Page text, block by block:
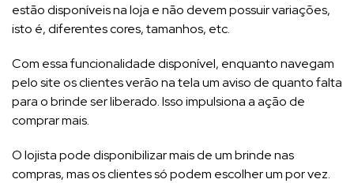
estão disponíveis na loja e não devem possuir variações,
isto é, diferentes cores, tamanhos, etc.
Com essa funcionalidade disponível, enquanto navegam
pelo site os clientes verão na tela um aviso de quanto falta
para o brinde ser liberado. Isso impulsiona a ação de
comprar mais.
O lojista pode disponibilizar mais de um brinde nas
compras, mas os clientes só podem escolher um por vez.